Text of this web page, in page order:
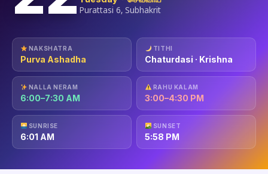
Purattasi 6, Subhakrit
NAKSHATRA
Purva Ashadha
TITHI
Chaturdasi · Krishna
NALLA NERAM
6:00–7:30 AM
RAHU KALAM
3:00–4:30 PM
SUNRISE
6:01 AM
SUNSET
5:58 PM